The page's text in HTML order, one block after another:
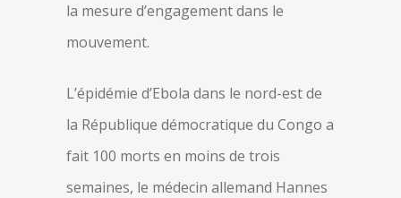
la mesure d’engagement dans le
mouvement.
L’épidémie d’Ebola dans le nord-est de
la République démocratique du Congo a
fait 100 morts en moins de trois
semaines, le médecin allemand Hannes